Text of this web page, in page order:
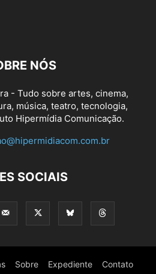
NÓS
- Tudo sobre artes, cinema,
música, teatro, tecnologia,
Hipermídia Comunicação.
SOCIAIS
Sobre Expediente Contato